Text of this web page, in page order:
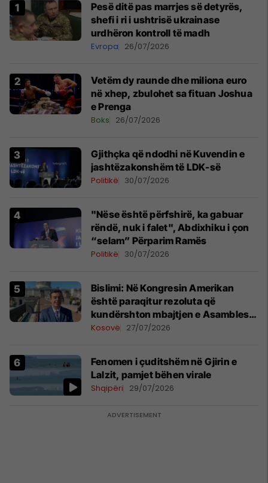
Pesë ditë pas marrjes së detyrës,
shefi i ri i ushtrisë ukrainase
urdhëron kontroll të madh
Evropa 26/07/2026
Vetëm dy raunde dhe miliona euro
në xhep, zbulohet sa fituan Joshua
e Prenga
Boks 26/07/2026
Gjithçka që ndodhi në Kuvendin e
jashtëzakonshëm të LDK-së
Politikë 30/07/2026
"Nëse është përfshirë, ka gabuar
rëndë, nuk i falet", Abdixhiku i çon
“selam” Përparim Ramës
Politikë 30/07/2026
Bislimi: Në Kongresin Amerikan
është paraqitur rezoluta që
kundërshton mbajtjen e Asamblesë
Parlamentare të OSBE-së në
Kosovë 27/07/2026
Fenomen i çuditshëm në Gjirin e
Lalzit, pamjet bëhen virale
Shqipëri 29/07/2026